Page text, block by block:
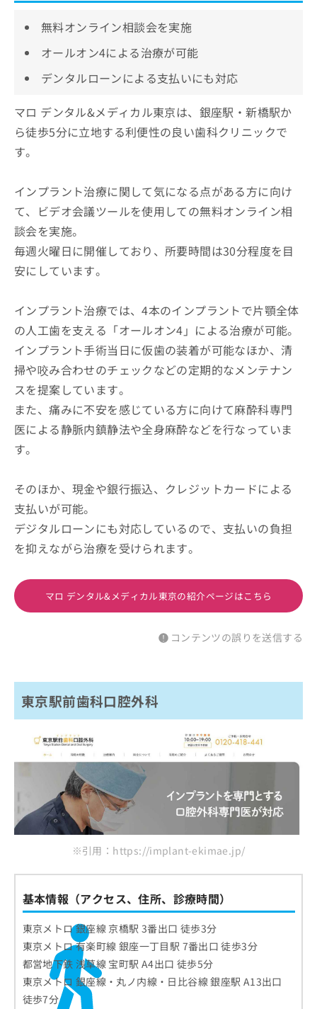
無料オンライン相談会を実施
オールオン4による治療が可能
デンタルローンによる支払いにも対応
マロ デンタル&メディカル東京は、銀座駅・新橋駅か
ら徒歩5分に立地する利便性の良い歯科クリニックで
す。
インプラント治療に関して気になる点がある方に向け
て、ビデオ会議ツールを使用しての無料オンライン相
談会を実施。
毎週火曜日に開催しており、所要時間は30分程度を目
安にしています。
インプラント治療では、4本のインプラントで片顎全体
の人工歯を支える「オールオン4」による治療が可能。
インプラント手術当日に仮歯の装着が可能なほか、清
掃や咬み合わせのチェックなどの定期的なメンテナン
スを提案しています。
また、痛みに不安を感じている方に向けて麻酔科専門
医による静脈内鎮静法や全身麻酔などを行なっていま
す。
そのほか、現金や銀行振込、クレジットカードによる
支払いが可能。
デジタルローンにも対応しているので、支払いの負担
を抑えながら治療を受けられます。
マロ デンタル&メディカル東京の紹介ページはこちら
コンテンツの誤りを送信する
東京駅前歯科口腔外科
※引用：https://implant-ekimae.jp/
基本情報（アクセス、住所、診療時間）
東京メトロ 銀座線 京橋駅 3番出口 徒歩3分
東京メトロ 有楽町線 銀座一丁目駅 7番出口 徒歩3分
都営地下鉄 浅草線 宝町駅 A4出口 徒歩5分
東京メトロ 銀座線・丸ノ内線・日比谷線 銀座駅 A13出口
徒歩7分